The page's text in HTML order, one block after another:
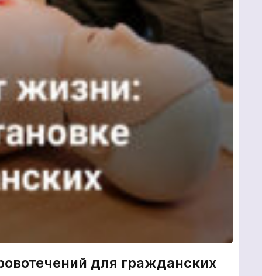
для гражданских